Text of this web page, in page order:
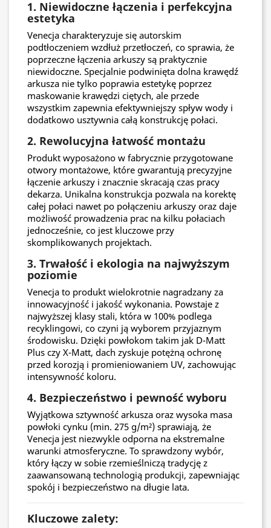
1. Niewidoczne łączenia i perfekcyjna
estetyka
Venecja charakteryzuje się autorskim
podtłoczeniem wzdłuż przetłoczeń, co sprawia, że
poprzeczne łączenia arkuszy są praktycznie
niewidoczne. Specjalnie podwinięta dolna krawędź
arkusza nie tylko poprawia estetykę poprzez
maskowanie krawędzi ciętych, ale przede
wszystkim zapewnia efektywniejszy spływ wody i
dodatkowo usztywnia całą konstrukcję połaci.
2. Rewolucyjna łatwość montażu
Produkt wyposażono w fabrycznie przygotowane
otwory montażowe, które gwarantują precyzyjne
łączenie arkuszy i znacznie skracają czas pracy
dekarza. Unikalna konstrukcja pozwala na korektę
całej połaci nawet po połączeniu arkuszy oraz daje
możliwość prowadzenia prac na kilku połaciach
jednocześnie, co jest kluczowe przy
skomplikowanych projektach.
3. Trwałość i ekologia na najwyższym
poziomie
Venecja to produkt wielokrotnie nagradzany za
innowacyjność i jakość wykonania. Powstaje z
najwyższej klasy stali, która w 100% podlega
recyklingowi, co czyni ją wyborem przyjaznym
środowisku. Dzięki powłokom takim jak D-Matt
Plus czy X-Matt, dach zyskuje potężną ochronę
przed korozją i promieniowaniem UV, zachowując
intensywność koloru.
4. Bezpieczeństwo i pewność wyboru
Wyjątkowa sztywność arkusza oraz wysoka masa
powłoki cynku (min. 275 g/m²) sprawiają, że
Venecja jest niezwykle odporna na ekstremalne
warunki atmosferyczne. To sprawdzony wybór,
który łączy w sobie rzemieślniczą tradycję z
zaawansowaną technologią produkcji, zapewniając
spokój i bezpieczeństwo na długie lata.
Kluczowe zalety: